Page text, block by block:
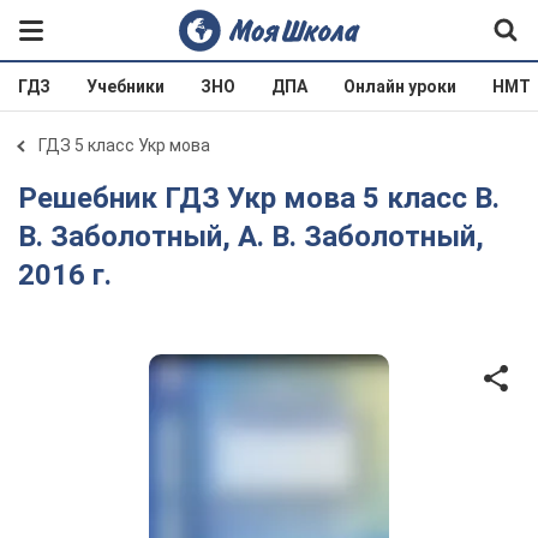
ГДЗ Учебники ЗНО ДПА Онлайн уроки НМТ
ГДЗ 5 класс Укр мова
Решебник ГДЗ Укр мова 5 класс В.
В. Заболотный, А. В. Заболотный,
2016 г.